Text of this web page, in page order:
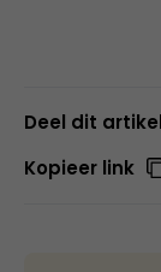
Deel dit artikel
Kopieer link